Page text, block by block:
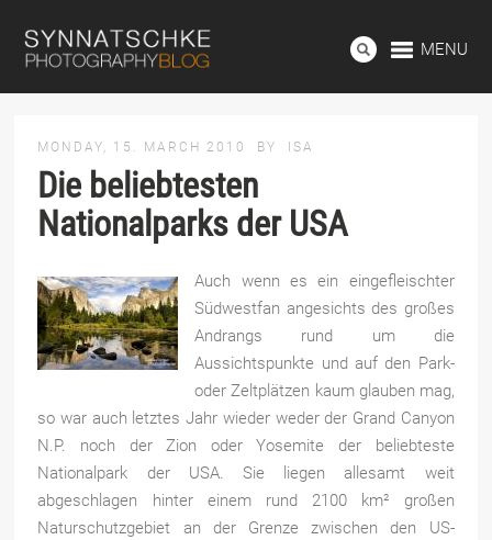
MENU
MONDAY, 15. MARCH 2010 BY ISA
Die beliebtesten
Nationalparks der USA
Auch wenn es ein eingefleischter
Südwestfan angesichts des großes
Andrangs rund um die
Aussichtspunkte und auf den Park-
oder Zeltplätzen kaum glauben mag,
so war auch letztes Jahr wieder weder der Grand Canyon
N.P. noch der Zion oder Yosemite der beliebteste
Nationalpark der USA. Sie liegen allesamt weit
abgeschlagen hinter einem rund 2100 km² großen
Naturschutzgebiet an der Grenze zwischen den US-